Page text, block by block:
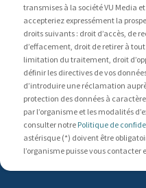
transmises à la société VU Media
accepteriez expressément la
droits suivants : droit d’accès, de
d’effacement, droit de retirer à
limitation du traitement, droit
définir les directives de vos
d’introduire une réclamation
protection des données à
par l’organisme et les modalités
consulter notre Politique de
astérisque (*) doivent être
l’organisme puisse vous contacter